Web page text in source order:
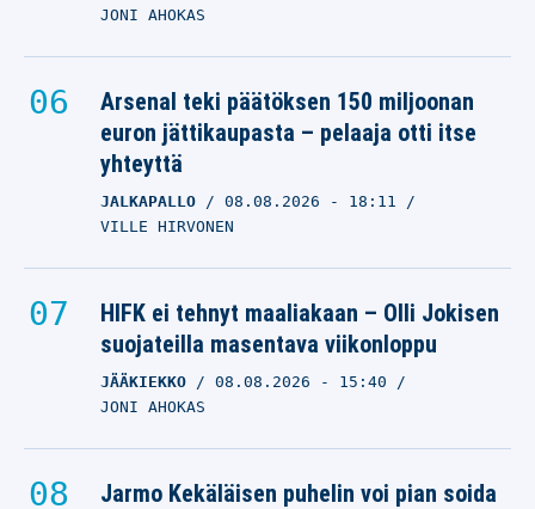
JONI AHOKAS
Arsenal teki päätöksen 150 miljoonan
euron jättikaupasta – pelaaja otti itse
yhteyttä
JALKAPALLO 08.08.2026 - 18:11
VILLE HIRVONEN
HIFK ei tehnyt maaliakaan – Olli Jokisen
suojateilla masentava viikonloppu
JÄÄKIEKKO 08.08.2026 - 15:40
JONI AHOKAS
Jarmo Kekäläisen puhelin voi pian soida